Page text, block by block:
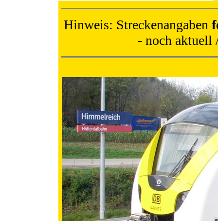
Hinweis: Streckenangaben
- noch